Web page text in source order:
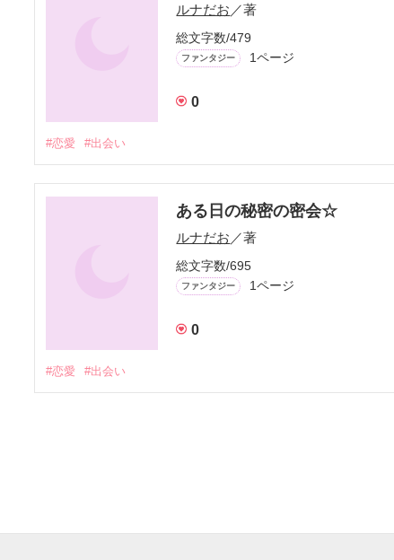
ルナだお ／著
総文字数/479
ファンタジー 1ページ
0
#恋愛 #出会い
ある日の秘密の密会☆
ルナだお ／著
総文字数/695
ファンタジー 1ページ
0
#恋愛 #出会い